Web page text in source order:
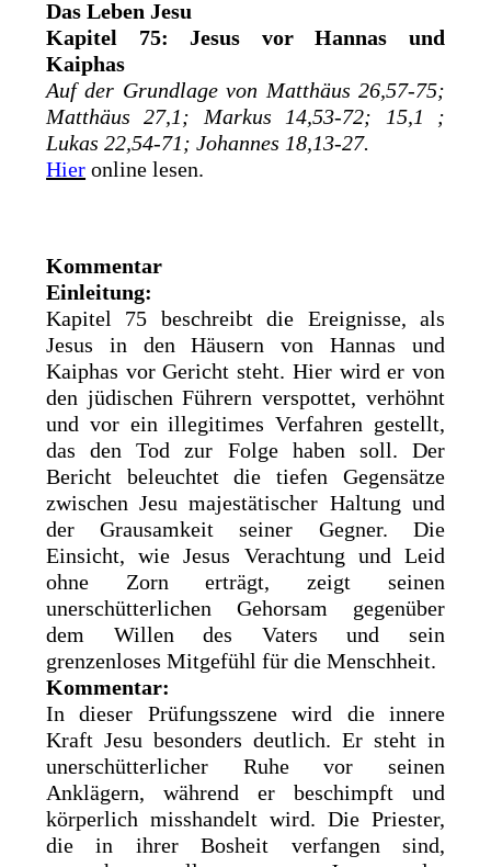
Das Leben Jesu
Kapitel 75: Jesus vor Hannas und
Kaiphas
Auf der Grundlage von Matthäus 26,57-75;
Matthäus 27,1; Markus 14,53-72; 15,1 ;
Lukas 22,54-71; Johannes 18,13-27.
Hier online lesen.
Kommentar
Einleitung:
Kapitel 75 beschreibt die Ereignisse, als
Jesus in den Häusern von Hannas und
Kaiphas vor Gericht steht. Hier wird er von
den jüdischen Führern verspottet, verhöhnt
und vor ein illegitimes Verfahren gestellt,
das den Tod zur Folge haben soll. Der
Bericht beleuchtet die tiefen Gegensätze
zwischen Jesu majestätischer Haltung und
der Grausamkeit seiner Gegner. Die
Einsicht, wie Jesus Verachtung und Leid
ohne Zorn erträgt, zeigt seinen
unerschütterlichen Gehorsam gegenüber
dem Willen des Vaters und sein
grenzenloses Mitgefühl für die Menschheit.
Kommentar:
In dieser Prüfungsszene wird die innere
Kraft Jesu besonders deutlich. Er steht in
unerschütterlicher Ruhe vor seinen
Anklägern, während er beschimpft und
körperlich misshandelt wird. Die Priester,
die in ihrer Bosheit verfangen sind,